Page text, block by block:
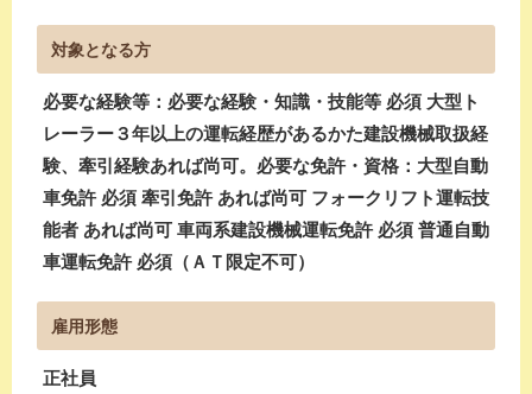
対象となる方
必要な経験等：必要な経験・知識・技能等 必須 大型ト
レーラー３年以上の運転経歴があるかた建設機械取扱経
験、牽引経験あれば尚可。必要な免許・資格：大型自動
車免許 必須 牽引免許 あれば尚可 フォークリフト運転技
能者 あれば尚可 車両系建設機械運転免許 必須 普通自動
車運転免許 必須（ＡＴ限定不可）
雇用形態
正社員